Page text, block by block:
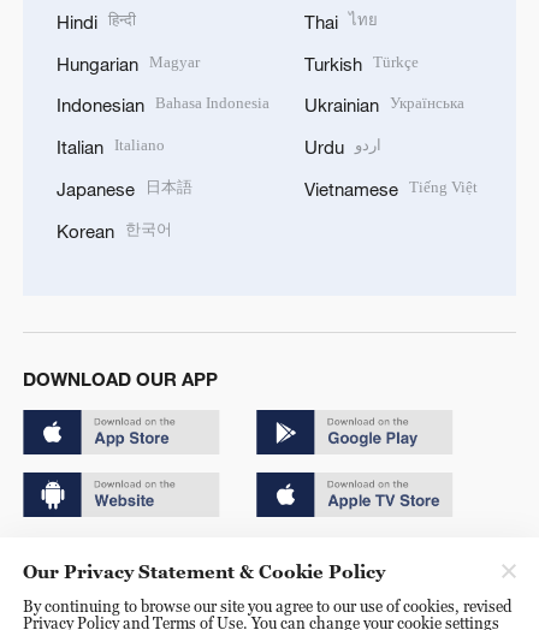
Hindi हिन्दी
Hungarian Magyar
Indonesian Bahasa Indonesia
Italian Italiano
Japanese 日本語
Korean 한국어
Thai ไทย
Turkish Türkçe
Ukrainian Українська
Urdu اردو
Vietnamese Tiếng Việt
DOWNLOAD OUR APP
京ICP备20000184号
Our Privacy Statement & Cookie Policy
By continuing to browse our site you agree to our use of cookies, revised
Privacy Policy and Terms of Use. You can change your cookie settings